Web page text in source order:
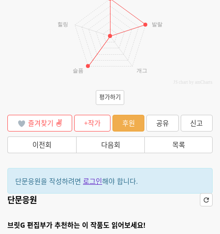
발랄
개그
슬픔
힐링
JS chart by amCharts
평가하기
즐겨찾기 +작가 후원 공유 신고
이전회 다음회 목록
단문응원을 작성하려면 로그인해야 합니다.
단문응원
브릿G 편집부가 추천하는 이 작품도 읽어보세요!